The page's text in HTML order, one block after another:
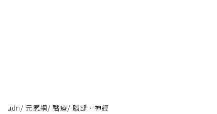
udn/ 元氣網/ 醫療/ 腦部．神經